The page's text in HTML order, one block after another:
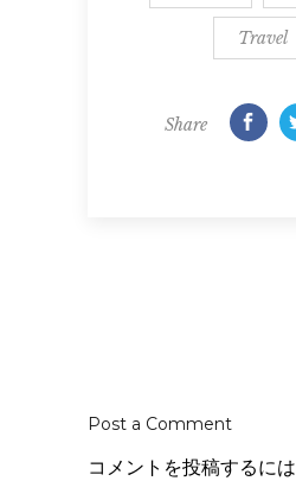
Travel
Share
Post a Comment
コメントを投稿するには